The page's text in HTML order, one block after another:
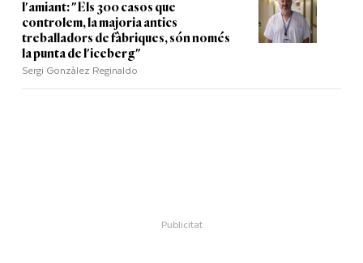
l'amiant: "Els 300 casos que
controlem, la majoria antics
treballadors de fàbriques, són només
la punta de l'iceberg"
Sergi Gonzàlez Reginaldo